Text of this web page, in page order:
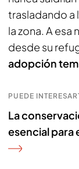
trasladando a
la zona. A
desde su
adopción
PUEDE
La
esencial